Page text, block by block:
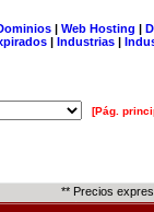
| Web Hosting |
| Industrias |
[Pág.
** Precios